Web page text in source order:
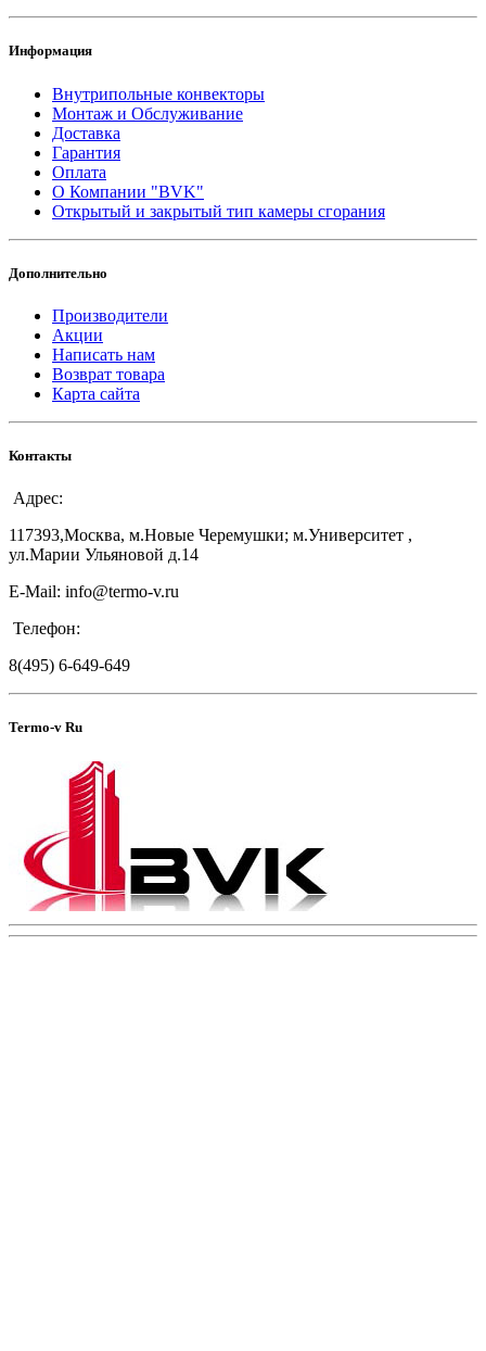
Информация
Внутрипольные конвекторы
Монтаж и Обслуживание
Доставка
Гарантия
Оплата
О Компании "BVK"
Открытый и закрытый тип камеры сгорания
Дополнительно
Производители
Акции
Написать нам
Возврат товара
Карта сайта
Контакты
Адрес:
117393,Москва, м.Новые Черемушки; м.Университет ,
ул.Марии Ульяновой д.14
E-Mail: info@termo-v.ru
Телефон:
8(495) 6-649-649
Termo-v Ru